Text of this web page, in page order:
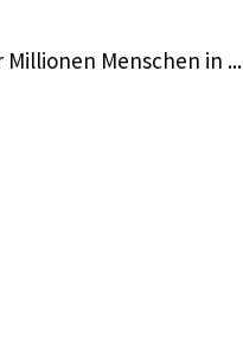
Menschen in ...